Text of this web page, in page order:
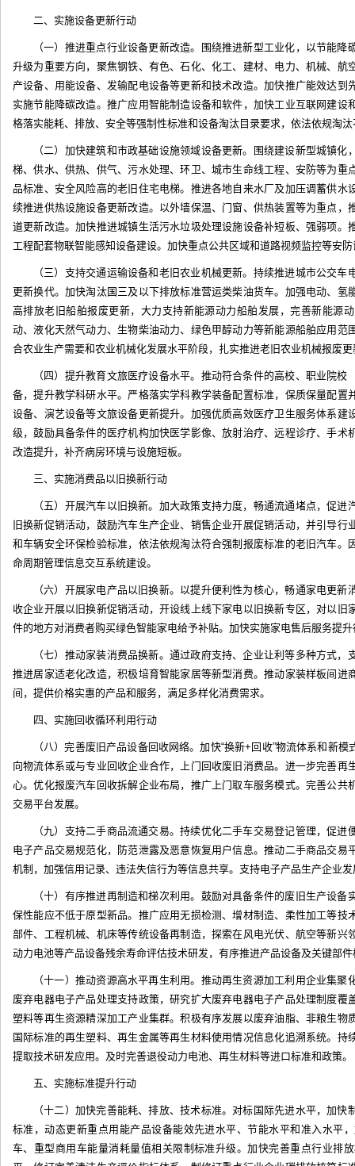
二、实施设备更新行动
（一）推进重点行业设备更新改造。围绕推进新型工业化，以节能
升级为重要方向，聚焦钢铁、有色、石化、化工、建材、电力、机械、航
产设备、用能设备、发输配电设备等更新和技术改造。加快推广能效达到
实施节能降碳改造。推广应用智能制造设备和软件，加快工业互联网建设
格落实能耗、排放、安全等强制性标准和设备淘汰目录要求，依法依规淘
（二）加快建筑和市政基础设施领域设备更新。围绕建设新型城镇
梯、供水、供热、供气、污水处理、环卫、城市生命线工程、安防等为重
品标准、安全风险高的老旧住宅电梯。推进各地自来水厂及加压调蓄供水
续推进供热设施设备更新改造。以外墙保温、门窗、供热装置等为重点，
道更新改造。加快推进城镇生活污水垃圾处理设施设备补短板、强弱项。
工程配套物联智能感知设备建设。加快重点公共区域和道路视频监控等安
（三）支持交通运输设备和老旧农业机械更新。持续推进城市公交
更新换代。加快淘汰国三及以下排放标准营运类柴油货车。加强电动、氢
高排放老旧船舶报废更新，大力支持新能源动力船舶发展，完善新能源
动、液化天然气动力、生物柴油动力、绿色甲醇动力等新能源船舶应用范
合农业生产需要和农业机械化发展水平阶段，扎实推进老旧农业机械报废
（四）提升教育文旅医疗设备水平。推动符合条件的高校、职业院
备，提升教学科研水平。严格落实学科教学装备配置标准，保质保量配置
设备、演艺设备等文旅设备更新提升。加强优质高效医疗卫生服务体系建
级，鼓励具备条件的医疗机构加快医学影像、放射治疗、远程诊疗、手术
改造提升，补齐病房环境与设施短板。
三、实施消费品以旧换新行动
（五）开展汽车以旧换新。加大政策支持力度，畅通流通堵点，促
旧换新促销活动，鼓励汽车生产企业、销售企业开展促销活动，并引导
和车辆安全环保检验标准，依法依规淘汰符合强制报废标准的老旧汽车。
命周期管理信息交互系统建设。
（六）开展家电产品以旧换新。以提升便利性为核心，畅通家电更
收企业开展以旧换新促销活动，开设线上线下家电以旧换新专区，对以旧
件的地方对消费者购买绿色智能家电给予补贴。加快实施家电售后服务提升
（七）推动家装消费品换新。通过政府支持、企业让利等多种方式
推进居家适老化改造，积极培育智能家居等新型消费。推动家装样板间进
间，提供价格实惠的产品和服务，满足多样化消费需求。
四、实施回收循环利用行动
（八）完善废旧产品设备回收网络。加快“换新+回收”物流体系和新
向物流体系或与专业回收企业合作，上门回收废旧消费品。进一步完善再
心。优化报废汽车回收拆解企业布局，推广上门取车服务模式。完善公共
交易平台发展。
（九）支持二手商品流通交易。持续优化二手车交易登记管理，促
电子产品交易规范化，防范泄露及恶意恢复用户信息。推动二手商品交易
机制，加强信用记录、违法失信行为等信息共享。支持电子产品生产企业
（十）有序推进再制造和梯次利用。鼓励对具备条件的废旧生产设
保性能应不低于原型新品。推广应用无损检测、增材制造、柔性加工等技
部件、工程机械、机床等传统设备再制造，探索在风电光伏、航空等新兴
动力电池等产品设备残余寿命评估技术研发，有序推进产品设备及关键部
（十一）推动资源高水平再生利用。推动再生资源加工利用企业集
废弃电器电子产品处理支持政策，研究扩大废弃电器电子产品处理制度覆
塑料等再生资源精深加工产业集群。积极有序发展以废弃油脂、非粮生物
国际标准的再生塑料、再生金属等再生材料使用情况信息化追溯系统。
提取技术研发应用。及时完善退役动力电池、再生材料等进口标准和政策。
五、实施标准提升行动
（十二）加快完善能耗、排放、技术标准。对标国际先进水平，加
标准，动态更新重点用能产品设备能效先进水平、节能水平和准入水平
车、重型商用车能量消耗量值相关限制标准升级。加快完善重点行业排